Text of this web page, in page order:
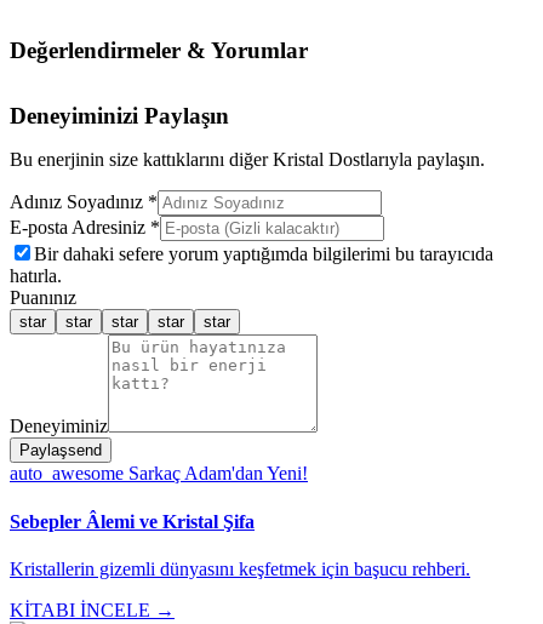
Değerlendirmeler & Yorumlar
Deneyiminizi Paylaşın
Bu enerjinin size kattıklarını diğer Kristal Dostlarıyla paylaşın.
Adınız Soyadınız *
E-posta Adresiniz *
Bir dahaki sefere yorum yaptığımda bilgilerimi bu tarayıcıda
hatırla.
Puanınız
star star star star star
Deneyiminiz
Paylaşsend
auto_awesome Sarkaç Adam'dan Yeni!
Sebepler Âlemi ve Kristal Şifa
Kristallerin gizemli dünyasını keşfetmek için başucu rehberi.
KİTABI İNCELE →